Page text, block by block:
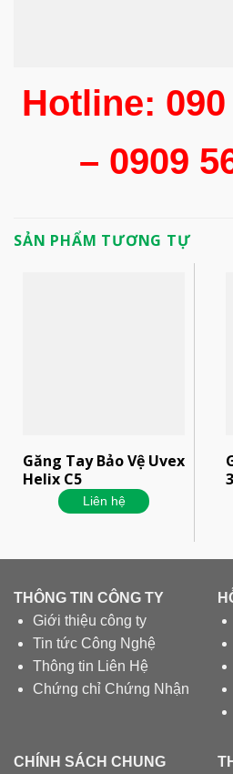
Hotline: 090
– 0909
SẢN PHẨM TƯƠNG TỰ
Găng Tay Bảo Vệ Uvex
Helix C5
Liên hệ
THÔNG TIN CÔNG TY
Giới thiệu công ty
Tin tức Công Nghệ
Thông tin Liên Hệ
Chứng chỉ Chứng Nhận
CHÍNH SÁCH CHUNG